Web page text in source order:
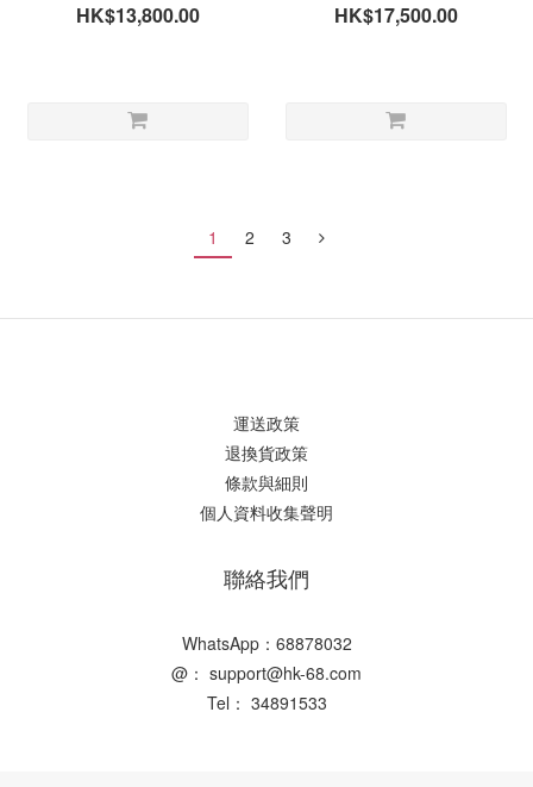
HK$13,800.00 HK$17,500.00
1 2 3
運送政策
退換貨政策
條款與細則
個人資料收集聲明
聯絡我們
WhatsApp：68878032
@： support@hk-68.com
Tel： 34891533